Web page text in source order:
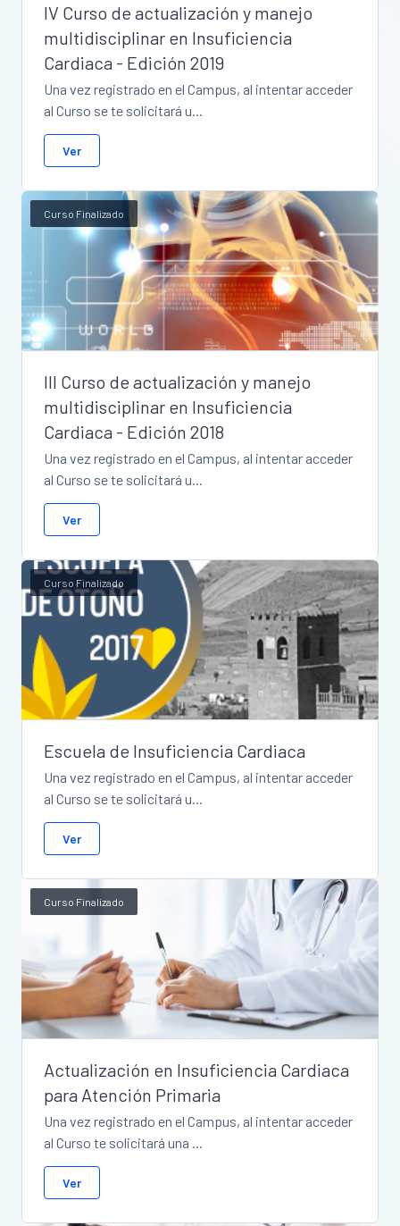
IV Curso de actualización y manejo
multidisciplinar en Insuficiencia
Cardiaca - Edición 2019
Una vez registrado en el Campus, al intentar acceder
al Curso se te solicitará u...
Ver
Curso Finalizado
III Curso de actualización y manejo
multidisciplinar en Insuficiencia
Cardiaca - Edición 2018
Una vez registrado en el Campus, al intentar acceder
al Curso se te solicitará u...
Ver
Curso Finalizado
Escuela de Insuficiencia Cardiaca
Una vez registrado en el Campus, al intentar acceder
al Curso se te solicitará u...
Ver
Curso Finalizado
Actualización en Insuficiencia Cardiaca
para Atención Primaria
Una vez registrado en el Campus, al intentar acceder
al Curso te solicitará una ...
Ver